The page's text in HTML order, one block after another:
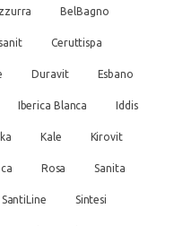
BelBagno
Ceruttispa
Duravit Esbano
Iberica Blanca Iddis
Kale Kirovit
Rosa Sanita
SantiLine Sintesi